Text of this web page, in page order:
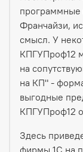
программные
Франчайзи,
смысл. У
КПГУПроф12
на
на КП" -
выгодные
КПГУПроф12
Здесь